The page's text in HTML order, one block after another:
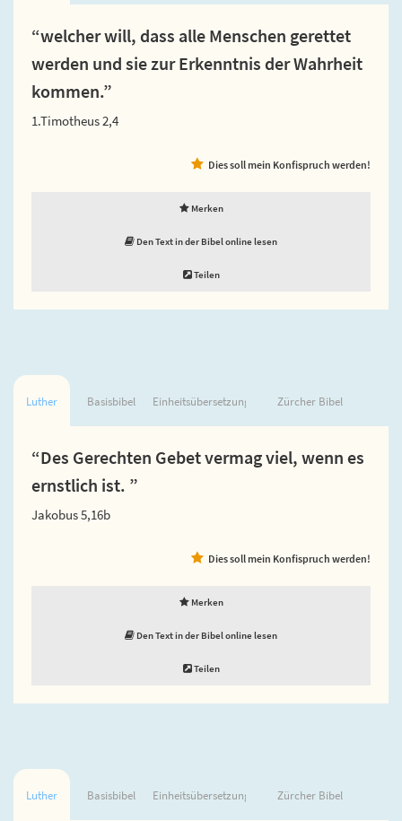
“welcher will, dass alle Menschen gerettet
werden und sie zur Erkenntnis der Wahrheit
kommen.”
1.Timotheus 2,4
Dies soll mein Konfispruch werden!
Merken
Den Text in der Bibel online lesen
Teilen
Luther Basisbibel Einheitsübersetzung Zürcher Bibel
“Des Gerechten Gebet vermag viel, wenn es
ernstlich ist. ”
Jakobus 5,16b
Dies soll mein Konfispruch werden!
Merken
Den Text in der Bibel online lesen
Teilen
Luther Basisbibel Einheitsübersetzung Zürcher Bibel